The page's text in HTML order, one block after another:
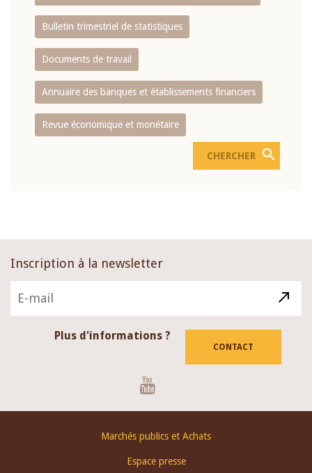
Bulletin trimestriel de statistiques
Documents de travail
Annuaire des banques et établissements financiers
Revue économique et monétaire
Inscription à la newsletter
Plus d'informations ?
CONTACT
Marchés publics et Achats
Espace presse